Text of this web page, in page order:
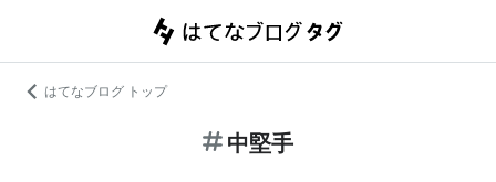
はてなブログ トップ
中堅手